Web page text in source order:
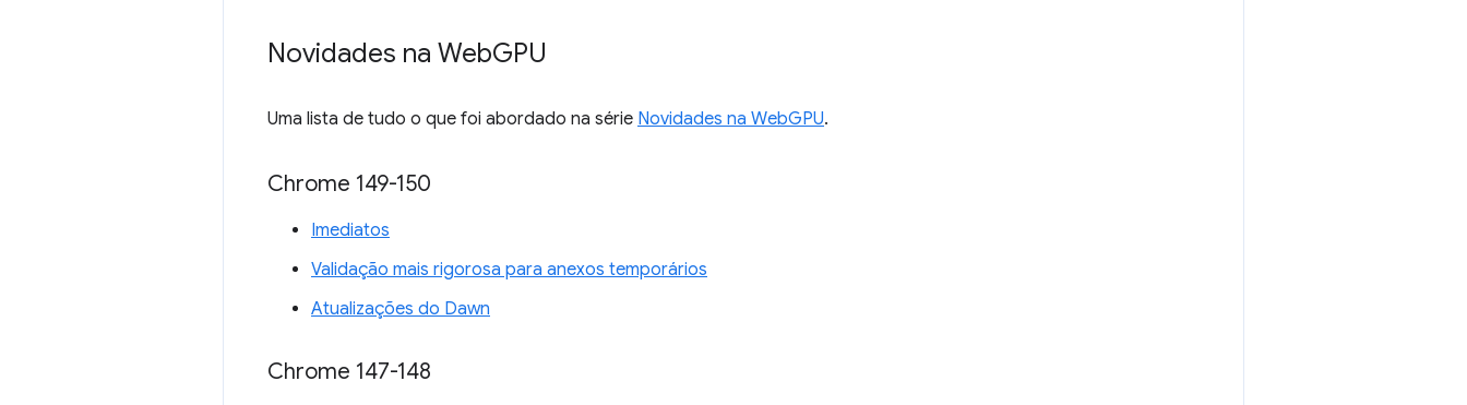
Novidades na WebGPU
Uma lista de tudo o que foi abordado na série Novidades na WebGPU.
Chrome 149-150
Imediatos
Validação mais rigorosa para anexos temporários
Atualizações do Dawn
Chrome 147-148